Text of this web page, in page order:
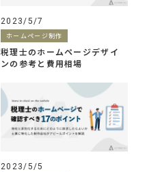
2023/5/7
ホームページ制作
税理士のホームページデザイ
ンの参考と費用相場
2023/5/5